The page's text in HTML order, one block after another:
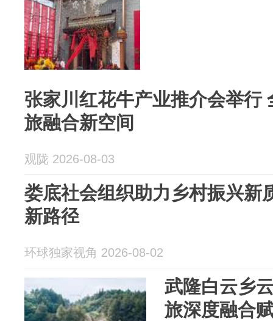
张家川红花牛产业推介会举行
旅融合新空间
观陇 2026-08-03
娄底社会组织助力乡村振兴新
新路径
环球独家视角 2026-08-02
武隆白云乡
旅深度融合